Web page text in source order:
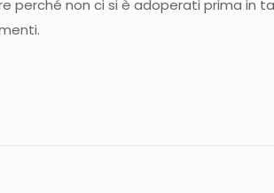
non ci si è adoperati prima in